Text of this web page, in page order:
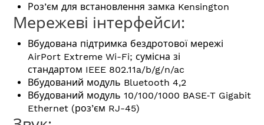
Роз’єм для встановлення замка Kensington
Мережеві інтерфейси:
Вбудована підтримка бездротової мережі
AirPort Extreme Wi-Fi; сумісна зі
стандартом IEEE 802.11a/b/g/n/ac
Вбудований модуль Bluetooth 4,2
Вбудований модуль 10/100/1000 BASE‑T Gigabit
Ethernet (роз’єм RJ-45)